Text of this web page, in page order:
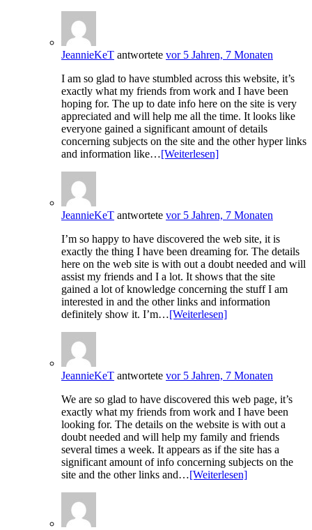
JeannieKeT antwortete vor 5 Jahren, 7 Monaten
I am so glad to have stumbled across this website, it’s
exactly what my friends from work and I have been
hoping for. The up to date info here on the site is very
appreciated and will help me all the time. It looks like
everyone gained a significant amount of details
concerning subjects on the site and the other hyper links
and information like…[Weiterlesen]
JeannieKeT antwortete vor 5 Jahren, 7 Monaten
I’m so happy to have discovered the web site, it is
exactly the thing I have been dreaming for. The details
here on the web site is with out a doubt needed and will
assist my friends and I a lot. It shows that the site
gained a lot of knowledge concerning the stuff I am
interested in and the other links and information
definitely show it. I’m…[Weiterlesen]
JeannieKeT antwortete vor 5 Jahren, 7 Monaten
We are so glad to have discovered this web page, it’s
exactly what my friends from work and I have been
looking for. The details on the website is with out a
doubt needed and will help my family and friends
several times a week. It appears as if the site has a
significant amount of info concerning subjects on the
site and the other links and…[Weiterlesen]